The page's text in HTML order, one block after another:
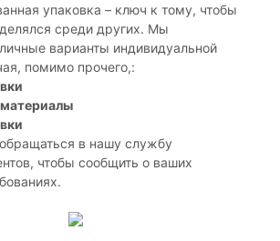
упаковка – ключ к тому, чтобы
среди других. Мы
варианты индивидуальной
помимо прочего,:
в нашу службу
чтобы сообщить о ваших